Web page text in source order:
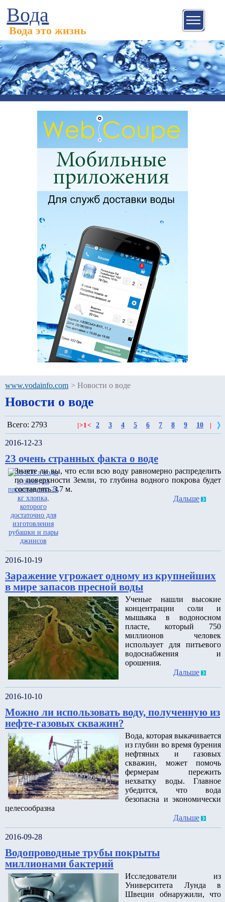
Вода
Вода это жизнь
www.vodainfo.com > Новости о воде
Новости о воде
Всего: 2793 >1< 2 3 4 5 6 7 8 9 10
2016-12-23
23 очень странных факта о воде
Знаете ли вы, что если всю воду равномерно распределить
по поверхности Земли, то глубина водного покрова будет
составлять 3.7 м.
Дальше
2016-10-19
Заражение угрожает одному из крупнейших
в мире запасов пресной воды
Ученые нашли высокие
концентрации соли и
мышьяка в водоносном
пласте, который 750
миллионов человек
использует для питьевого
водоснабжения и
орошения.
Дальше
2016-10-10
Можно ли использовать воду, полученную из
нефте-газовых скважин?
Вода, которая выкачивается
из глубин во время бурения
нефтяных и газовых
скважин, может помочь
фермерам пережить
нехватку воды. Главное
убедится, что вода
безопасна и экономически
целесообразна
Дальше
2016-09-28
Водопроводные трубы покрыты
миллионами бактерий
Исследователи из
Университета Лунда в
Швеции обнаружили, что